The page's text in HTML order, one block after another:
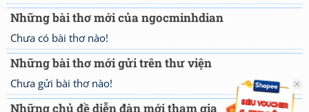
Những bài thơ mới của ngocminhdian
Chưa có bài thơ nào!
Những bài thơ mới gửi trên thư viện
Chưa gửi bài thơ nào!
Những chủ đề diễn đàn mới tham gia